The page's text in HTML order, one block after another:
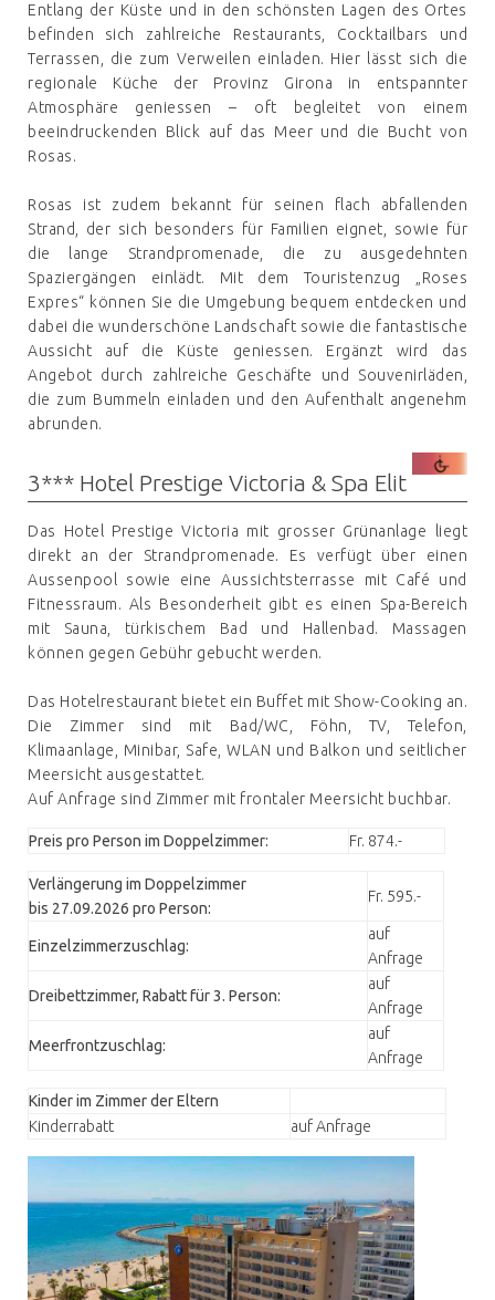
Entlang der Küste und in den schönsten Lagen des Ortes
befinden sich zahlreiche Restaurants, Cocktailbars und
Terrassen, die zum Verweilen einladen. Hier lässt sich die
regionale Küche der Provinz Girona in entspannter
Atmosphäre geniessen – oft begleitet von einem
beeindruckenden Blick auf das Meer und die Bucht von
Rosas.
Rosas ist zudem bekannt für seinen flach abfallenden
Strand, der sich besonders für Familien eignet, sowie für
die lange Strandpromenade, die zu ausgedehnten
Spaziergängen einlädt. Mit dem Touristenzug „Roses
Expres“ können Sie die Umgebung bequem entdecken und
dabei die wunderschöne Landschaft sowie die fantastische
Aussicht auf die Küste geniessen. Ergänzt wird das
Angebot durch zahlreiche Geschäfte und Souvenirläden,
die zum Bummeln einladen und den Aufenthalt angenehm
abrunden.
3*** Hotel Prestige Victoria & Spa Elit
Das Hotel Prestige Victoria mit grosser Grünanlage liegt
direkt an der Strandpromenade. Es verfügt über einen
Aussenpool sowie eine Aussichtsterrasse mit Café und
Fitnessraum. Als Besonderheit gibt es einen Spa-Bereich
mit Sauna, türkischem Bad und Hallenbad. Massagen
können gegen Gebühr gebucht werden.
Das Hotelrestaurant bietet ein Buffet mit Show-Cooking an.
Die Zimmer sind mit Bad/WC, Föhn, TV, Telefon,
Klimaanlage, Minibar, Safe, WLAN und Balkon und seitlicher
Meersicht ausgestattet.
Auf Anfrage sind Zimmer mit frontaler Meersicht buchbar.
Preis pro Person im Doppelzimmer: Fr. 874.-
Verlängerung im Doppelzimmer
bis 27.09.2026 pro Person:
Fr. 595.-
Einzelzimmerzuschlag:
auf
Anfrage
Dreibettzimmer, Rabatt für 3. Person:
auf
Anfrage
Meerfrontzuschlag:
auf
Anfrage
Kinder im Zimmer der Eltern
Kinderrabatt
auf Anfrage